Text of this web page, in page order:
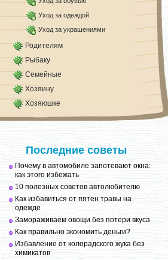
Уход за одеждой
Уход за украшениями
Родителям
Рыбаку
Семейные
Хозяину
Хозяюшке
Последние советы
Почему в автомобиле запотевают окна:
как этого избежать
10 полезных советов автолюбителю
Как избавиться от пятен травы на
одежде
Замораживаем овощи без потери вкуса
Как правильно экономить деньги?
Избавление от колорадского жука без
химикатов